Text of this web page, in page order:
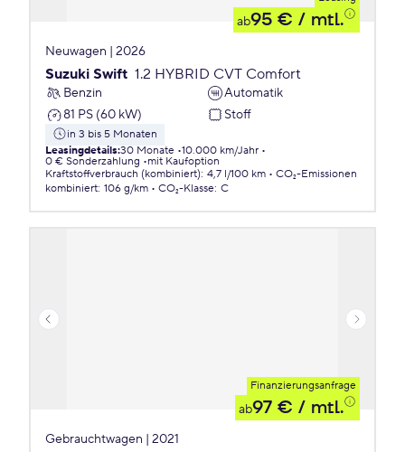
ab95 € / mtl.
Neuwagen | 2026
Suzuki Swift 1.2 HYBRID CVT Comfort
Benzin
Automatik
81 PS (60 kW)
Stoff
in 3 bis 5 Monaten
Leasingdetails:30 Monate 10.000 km/Jahr
0 € Sonderzahlung
mit Kaufoption
Kraftstoffverbrauch (kombiniert): 4,7 l/100 km
CO₂-Emissionen
kombiniert: 106 g/km CO₂-Klasse: C
Finanzierungsanfrage
ab97 € / mtl.
Gebrauchtwagen | 2021